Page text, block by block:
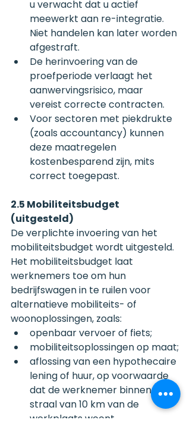
u verwacht dat u actief
meewerkt aan re-integratie.
Niet handelen kan later worden
afgestraft.
De herinvoering van de
proefperiode verlaagt het
aanwervingsrisico, maar
vereist correcte contracten.
Voor sectoren met piekdrukte
(zoals accountancy) kunnen
deze maatregelen
kostenbesparend zijn, mits
correct toegepast.
2.5 Mobiliteitsbudget
(uitgesteld)
De verplichte invoering van het
mobiliteitsbudget wordt uitgesteld.
Het mobiliteitsbudget laat
werknemers toe om hun
bedrijfswagen in te ruilen voor
alternatieve mobiliteits- of
woonoplossingen, zoals:
openbaar vervoer of fiets;
mobiliteitsoplossingen op maat;
aflossing van een hypothecaire
lening of huur, op voorwaarde
dat de werknemer binnen een
straal van 10 km van de
werkplaats woont.